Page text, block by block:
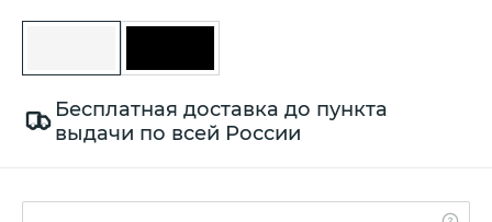
Бесплатная доставка до пункта
выдачи по всей России